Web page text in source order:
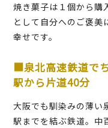
焼き菓子は１個から購
として自分へのご褒美
幸せです。
■泉北高速鉄道で
駅から片道40分
大阪でも馴染みの薄い
駅までを結ぶ鉄道。中